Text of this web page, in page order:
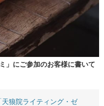
」にご参加のお客様に書いて
狼院ライティング・ゼ